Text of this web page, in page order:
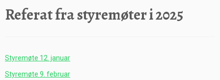
content
Referat fra styremøter i 2025
Styremøte 12. januar
Styremøte 9. februar